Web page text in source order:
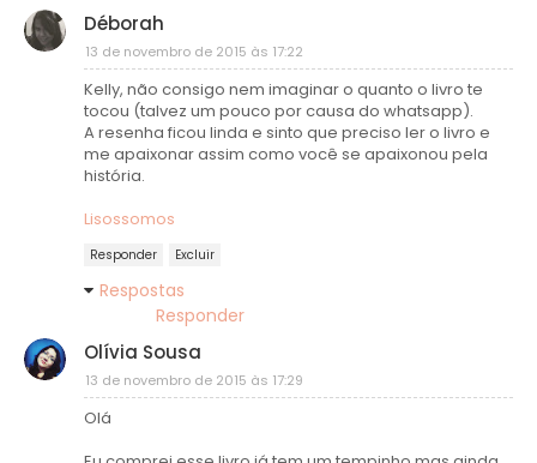
Déborah
13 de novembro de 2015 às 17:22
Kelly, não consigo nem imaginar o quanto o livro te
tocou (talvez um pouco por causa do whatsapp).
A resenha ficou linda e sinto que preciso ler o livro e
me apaixonar assim como você se apaixonou pela
história.
Lisossomos
Responder Excluir
Respostas
Responder
Olívia Sousa
13 de novembro de 2015 às 17:29
Olá